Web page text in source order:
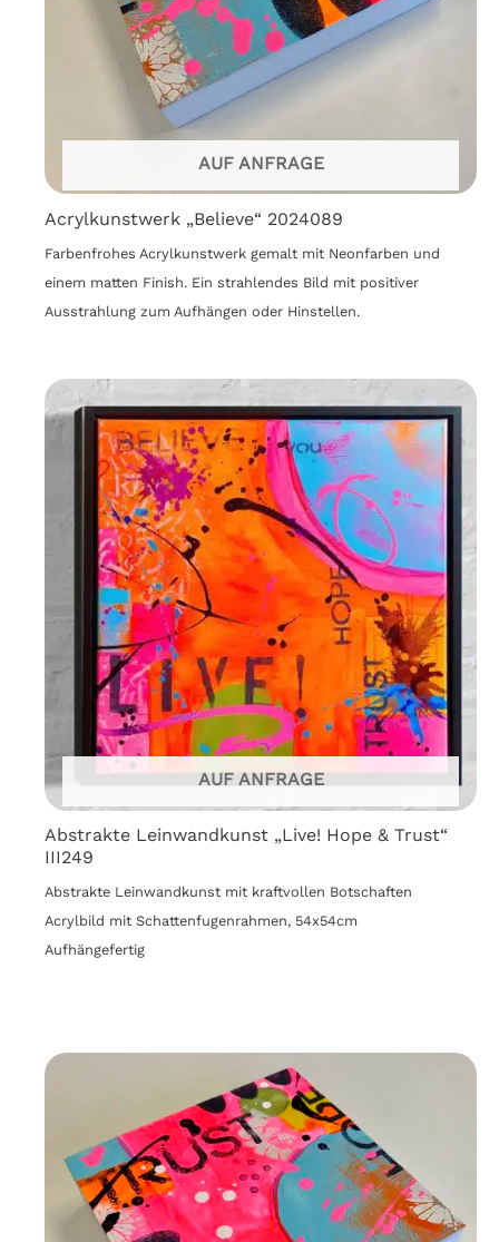
AUF ANFRAGE
Acrylkunstwerk „Believe“ 2024089
Farbenfrohes Acrylkunstwerk gemalt mit Neonfarben und
einem matten Finish. Ein strahlendes Bild mit positiver
Ausstrahlung zum Aufhängen oder Hinstellen.
AUF ANFRAGE
Abstrakte Leinwandkunst „Live! Hope & Trust“
III249
Abstrakte Leinwandkunst mit kraftvollen Botschaften
Acrylbild mit Schattenfugenrahmen, 54x54cm
Aufhängefertig